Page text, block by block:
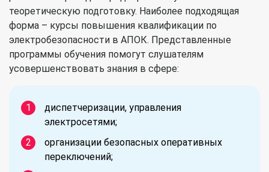
теоретическую подготовку. Наиболее подходящая
форма – курсы повышения квалификации по
электробезопасности в АПОК. Представленные
программы обучения помогут слушателям
усовершенствовать знания в сфере:
диспетчеризации, управления
электросетями;
организации безопасных оперативных
переключений;